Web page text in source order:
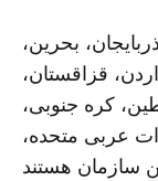
بحرین،
قزاقستان،
کره جنوبی،
عربی متحده،